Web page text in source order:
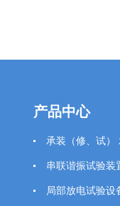
产品中心
串联谐振试验装
局部放电试验设